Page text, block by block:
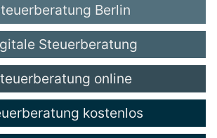
Berlin
Steuerberatung
online
kostenlos